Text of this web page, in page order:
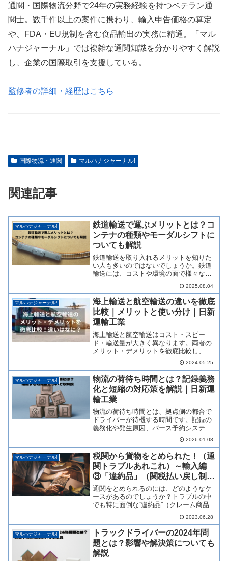
通関・国際物流分野で24年の実務経験を持つベテラン通
関士。数千件以上の案件に携わり、輸入申告価格の算定
や、FDA・EU規制を含む食品輸出の実務に精通。「マル
ハナジャーナル」では複雑な通関知識を分かりやすく解説
し、企業の国際取引を支援している。
監修者の詳細・経歴はこちら
国際物流・通関 マルハナジャーナル!
関連記事
マルハナジャーナル!
鉄道輸送で運ぶメリットとは？コ
ンテナの種類やモーダルシフトに
ついても解説
鉄道輸送を取り入れるメリットを知りた
い人も多いのではないでしょうか。鉄道
輸送には、コストや環境の面で様々なメ
リットがあります。この記事では鉄道輸
送について解説します。鉄道輸送で使う
コンテナの種類やモーダルシフトについ
ても解説するので、ぜひ内...
2025.08.04
マルハナジャーナル!
海上輸送と航空輸送の違いを徹底
比較｜メリットと使い分け｜日新
運輸工業
海上輸送と航空輸送はコスト・スピー
ド・輸送量が大きく異なります。両者の
メリット・デメリットを徹底比較し、貨
物に応じた最適な使い分けと選び方を、
国際物流の専門家がわかりやすく解説し
ます。
2024.05.25
マルハナジャーナル!
物流の荷待ち時間とは？記録義務
化と短縮の対応策を解説｜日新運
輸工業
物流の荷待ち時間とは、拠点側の都合で
ドライバーが待機する時間です。記録の
義務化や発生原因、バース予約システム
等の短縮策まで、物流のプロがわかりや
2026.01.08
マルハナジャーナル!
税関から貨物をとめられた！（通
関トラブルあれこれ）～輸入編
③「違約品」（関税払い戻し制
度）～
通関をとめられるのには、どのようなケ
ースがあるのでしょうか？トラブルの中
でも特に面倒な“違約品”（クレーム商品）
についてご紹介。再輸出、積戻し、関税
の払い戻しについても解説いたします。
2023.06.28
マルハナジャーナル!
トラックドライバーの2024年問
題とは？影響や解決策についても
解説